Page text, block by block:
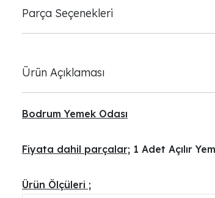
Parça Seçenekleri
Ürün Açıklaması
Bodrum Yemek Odası
Fiyata dahil parçalar; 1 Adet Açılır
Ürün Ölçüleri ;